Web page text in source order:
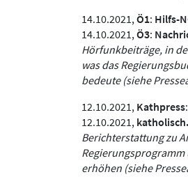
14.10.2021, Ö1: Hilfs-
14.10.2021, Ö3:
Hörfunkbeiträge, in
was das
bedeute (siehe
12.10.2021, Kathpress:
12.10.2021,
Berichterstattung zu
erhöhen (siehe